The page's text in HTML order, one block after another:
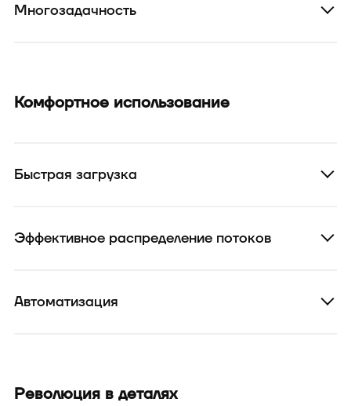
Многозадачность
Комфортное использование
Быстрая загрузка
Эффективное распределение потоков
Автоматизация
Революция в деталях